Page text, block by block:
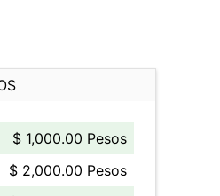
$ 1,000.00 Pesos
$ 2,000.00 Pesos